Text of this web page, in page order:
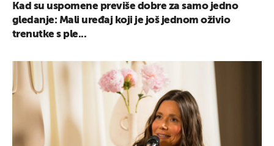
Kad su uspomene previše dobre za samo jedno
gledanje: Mali uređaj koji je još jednom oživio
trenutke s ple...